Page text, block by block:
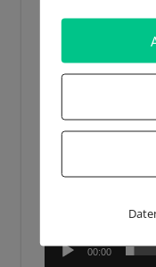
00:00